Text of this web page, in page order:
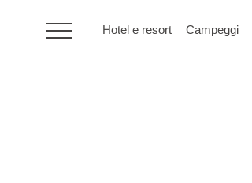
Hotel e resort Campeggi